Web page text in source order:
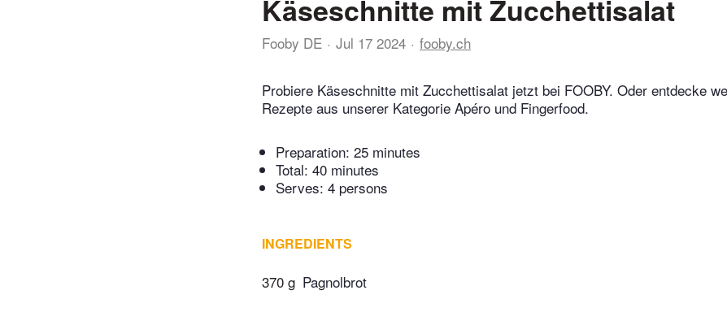
Käseschnitte mit Zucchettisalat
Fooby DE Jul 17 2024 fooby.ch
Probiere Käseschnitte mit Zucchettisalat jetzt bei FOOBY. Oder entdecke
Rezepte aus unserer Kategorie Apéro und Fingerfood.
Preparation: 25 minutes
Total: 40 minutes
Serves: 4 persons
INGREDIENTS
370 g Pagnolbrot